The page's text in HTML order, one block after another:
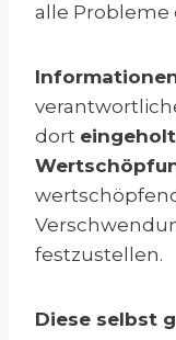
alle Probleme
dort
festzustellen.
Diese selbst